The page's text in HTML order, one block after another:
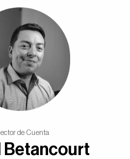
de Cuenta
Betancourt